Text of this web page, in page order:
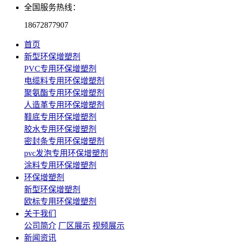
全国服务热线：
18672877907
首页
新型环保增塑剂
PVC专用环保增塑剂
电缆料专用环保增塑剂
聚氨酯专用环保增塑剂
人造革专用环保增塑剂
鞋底专用环保增塑剂
胶水专用环保增塑剂
密封条专用环保增塑剂
pvc发泡专用环保增塑剂
涂料专用环保增塑剂
环保增塑剂
新型环保增塑剂
欧标专用环保增塑剂
关于我们
公司简介 厂区展示 视频展示
新闻资讯